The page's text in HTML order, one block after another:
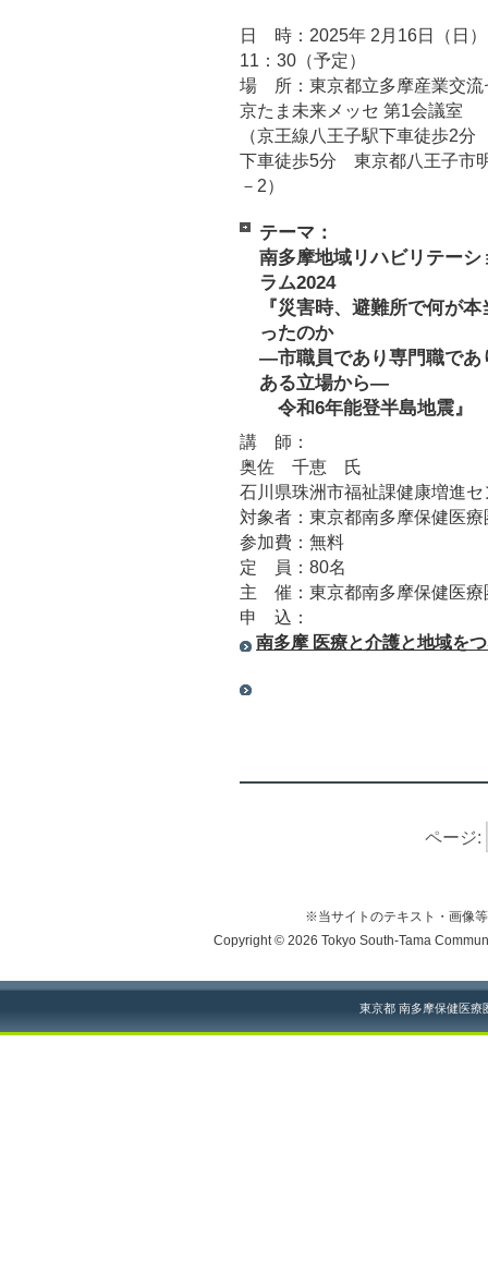
日 時：2025年 2月16日（日
11：30（予定）
場 所：東京都立多摩産業交
京たま未来メッセ 第1会議室
（京王線八王子駅下車徒歩2
下車徒歩5分 東京都八王子市
－2）
テーマ：
南多摩地域リハビリテーシ
ラム2024
『災害時、避難所で何が
ったのか
―市職員であり専門職であ
ある立場から―
令和6年能登半島地震』
講 師：
奥佐 千恵 氏
石川県珠洲市福祉課健康増進
対象者：東京都南多摩保健医
参加費：無料
定 員：80名
主 催：東京都南多摩保健医療
申 込：
南多摩 医療と介護と地域を
ページ:
※当サイトのテキスト・画像
Copyright © 2026 Tokyo South-Tama
東京都 南多摩保健医療